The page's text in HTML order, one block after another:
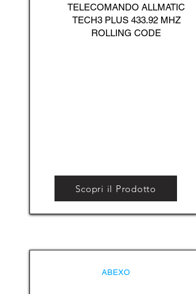
TELECOMANDO ALLMATIC
TECH3 PLUS 433.92 MHZ
ROLLING CODE
Scopri il Prodotto
ABEXO